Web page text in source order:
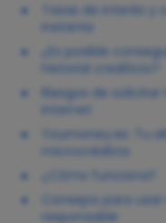
Tasas de interés
instante
¿Es posible
historial crediticio?
Riesgos de
internet
Youmoney.es: Tu
microcréditos
¿Cómo funciona?
Consejos para
responsable